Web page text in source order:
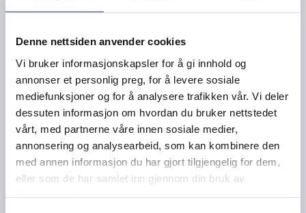
Denne nettsiden anvender cookies
Vi bruker informasjonskapsler for å gi innhold og
annonser et personlig preg, for å levere sosiale
mediefunksjoner og for å analysere trafikken vår. Vi deler
dessuten informasjon om hvordan du bruker nettstedet
vårt, med partnerne våre innen sosiale medier,
annonsering og analysearbeid, som kan kombinere den
med annen informasjon du har gjort tilgjengelig for dem,
eller som de har samlet inn gjennom din bruk av
NiV fronter viktige saker for næringslivet og våre
utfordringer og forventninger på en god måte. De
setter søkelyset på dagsaktuelle temaer og
tilrettelegger for forutsigbare rammevilkår, noe som